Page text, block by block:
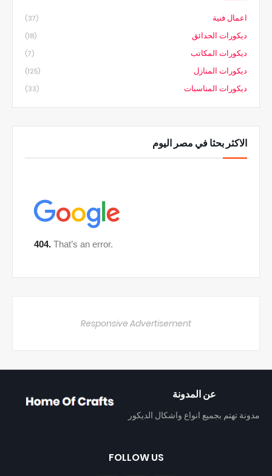
اعمال فنية (37)
ديكورات الحدائق (18)
ديكورات المكاتب (7)
ديكورات المنازل (125)
ديكورات المناسبات (33)
الاكثر بحثا في مصر اليوم
Responsive Advertisement
عن المدونة
مدونة تهتم بجميع انواع واشكال الديكور
FOLLOW US